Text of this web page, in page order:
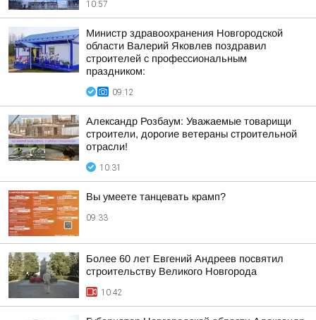
10:57
Министр здравоохранения Новгородской
области Валерий Яковлев поздравил
строителей с профессиональным
праздником:
09:12
Александр Розбаум: Уважаемые товарищи
строители, дорогие ветераны строительной
отрасли!
10:31
Вы умеете танцевать крамп?
09:33
Более 60 лет Евгений Андреев посвятил
строительству Великого Новгорода
10:42